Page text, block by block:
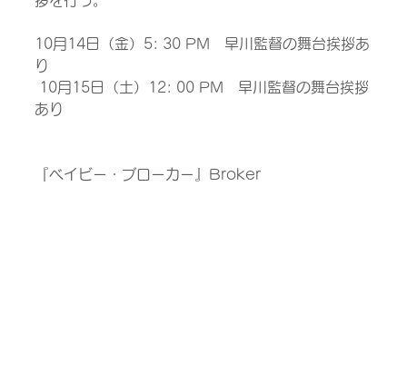
10月14日（金）5: 30 PM　早川監督の舞台挨拶あ
り
あり
『ベイビー・ブローカー』Broker